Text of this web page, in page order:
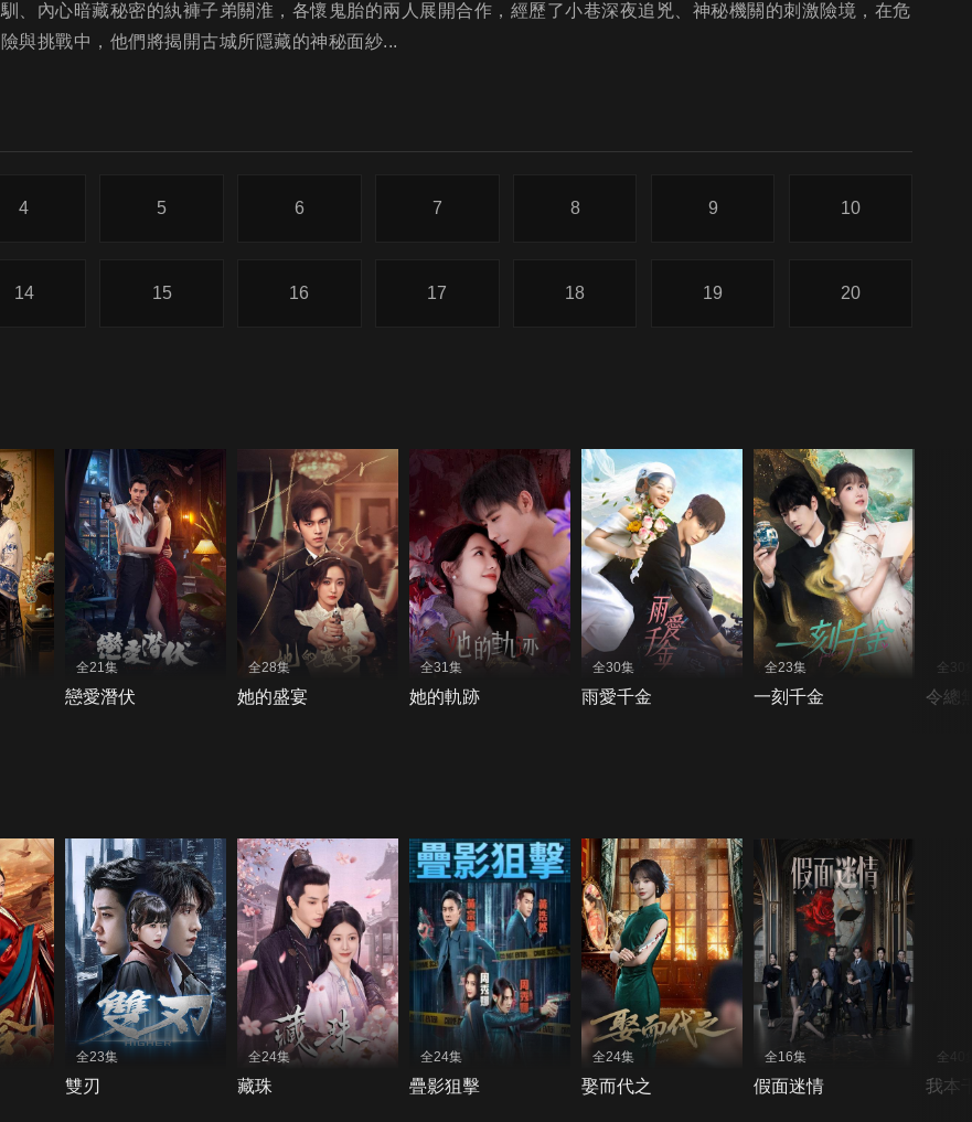
馴、內心暗藏秘密的紈褲子弟關淮，各懷鬼胎的兩人展開合作，經歷了小巷深夜追兇、神秘機關的刺激險境，在危
險與挑戰中，他們將揭開古城所隱藏的神秘面紗...
4 5 6 7 8 9 10
14 15 16 17 18 19 20
全21集
戀愛潛伏
全28集
她的盛宴
全31集
她的軌跡
全30集
雨愛千金
全23集
一刻千金
全30
令總
全23集
雙刃
全24集
藏珠
全24集
疊影狙擊
全24集
娶而代之
全16集
假面迷情
全40
我本